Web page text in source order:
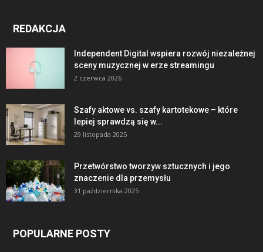
REDAKCJA
Independent Digital wspiera rozwój niezależnej
sceny muzycznej w erze streamingu
2 czerwca 2026
Szafy aktowe vs. szafy kartotekowe – które
lepiej sprawdzą się w...
29 listopada 2025
Przetwórstwo tworzyw sztucznych i jego
znaczenie dla przemysłu
31 października 2025
POPULARNE POSTY